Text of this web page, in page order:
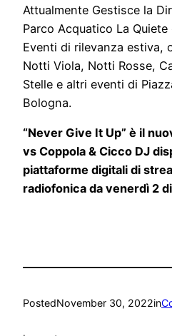
Attualmente Gestisce la
Parco Acquatico La
Eventi di rilevanza estiva,
Notti Viola, Notti Rosse,
Stelle e altri eventi di
Bologna.
“Never Give It Up” è il
vs Coppola & Cicco DJ
piattaforme digitali di
radiofonica da venerdì 2
PostedNovember 30, 2022in